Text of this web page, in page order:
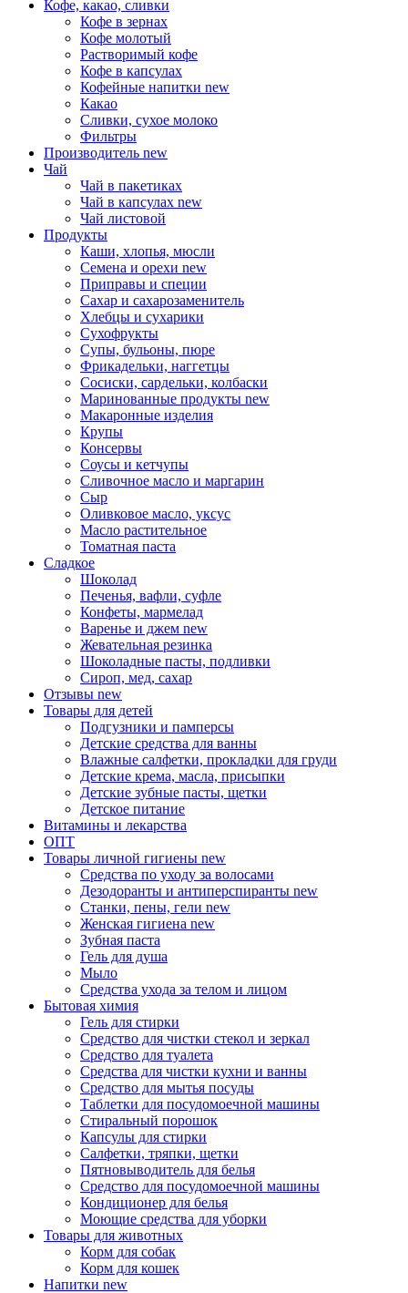
Кофе, какао, сливки
Кофе в зернах
Кофе молотый
Растворимый кофе
Кофе в капсулах
Кофейные напитки new
Какао
Сливки, сухое молоко
Фильтры
Производитель new
Чай
Чай в пакетиках
Чай в капсулах new
Чай листовой
Продукты
Каши, хлопья, мюсли
Семена и орехи new
Приправы и специи
Сахар и сахарозаменитель
Хлебцы и сухарики
Сухофрукты
Супы, бульоны, пюре
Фрикадельки, наггетцы
Сосиски, сардельки, колбаски
Маринованные продукты new
Макаронные изделия
Крупы
Консервы
Соусы и кетчупы
Сливочное масло и маргарин
Сыр
Оливковое масло, уксус
Масло растительное
Томатная паста
Сладкое
Шоколад
Печенья, вафли, суфле
Конфеты, мармелад
Варенье и джем new
Жевательная резинка
Шоколадные пасты, подливки
Сироп, мед, сахар
Отзывы new
Товары для детей
Подгузники и памперсы
Детские средства для ванны
Влажные салфетки, прокладки для груди
Детские крема, масла, присыпки
Детские зубные пасты, щетки
Детское питание
Витамины и лекарства
ОПТ
Товары личной гигиены new
Средства по уходу за волосами
Дезодоранты и антиперспиранты new
Станки, пены, гели new
Женская гигиена new
Зубная паста
Гель для душа
Мыло
Средства ухода за телом и лицом
Бытовая химия
Гель для стирки
Средство для чистки стекол и зеркал
Средство для туалета
Средства для чистки кухни и ванны
Средство для мытья посуды
Таблетки для посудомоечной машины
Стиральный порошок
Капсулы для стирки
Салфетки, тряпки, щетки
Пятновыводитель для белья
Средство для посудомоечной машины
Кондиционер для белья
Моющие средства для уборки
Товары для животных
Корм для собак
Корм для кошек
Напитки new